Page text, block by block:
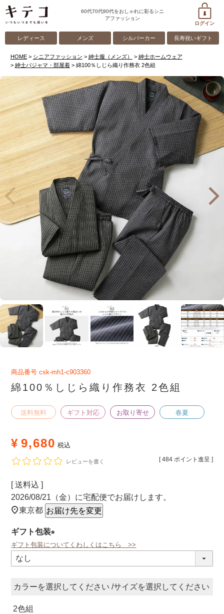
60代70代80代をおしゃれに彩るシニ
アファッション
ログイン
レディース メンズ シルバーカー 長寿祝いギフト
HOME シニアファッション 紳士服（メンズ）
紳士ホームウェア
紳士パジャマ・部屋着
綿100％しじら織り作務衣 2色組
商品番号 csk-mh1-c903360
綿100％しじら織り作務衣 2色組
送料無料 ギフト対応 お取り寄せ 春夏
¥ 9,680 税込
[ 484 ポイント進呈 ]
レビューを書く
送料込
2026/08/21（金） に宅配便でお届けします。
東京都 お届け先を変更
ギフト包装
(必
ギフト包装についてくわしくはこちら >>
カラー サイズ
2色組